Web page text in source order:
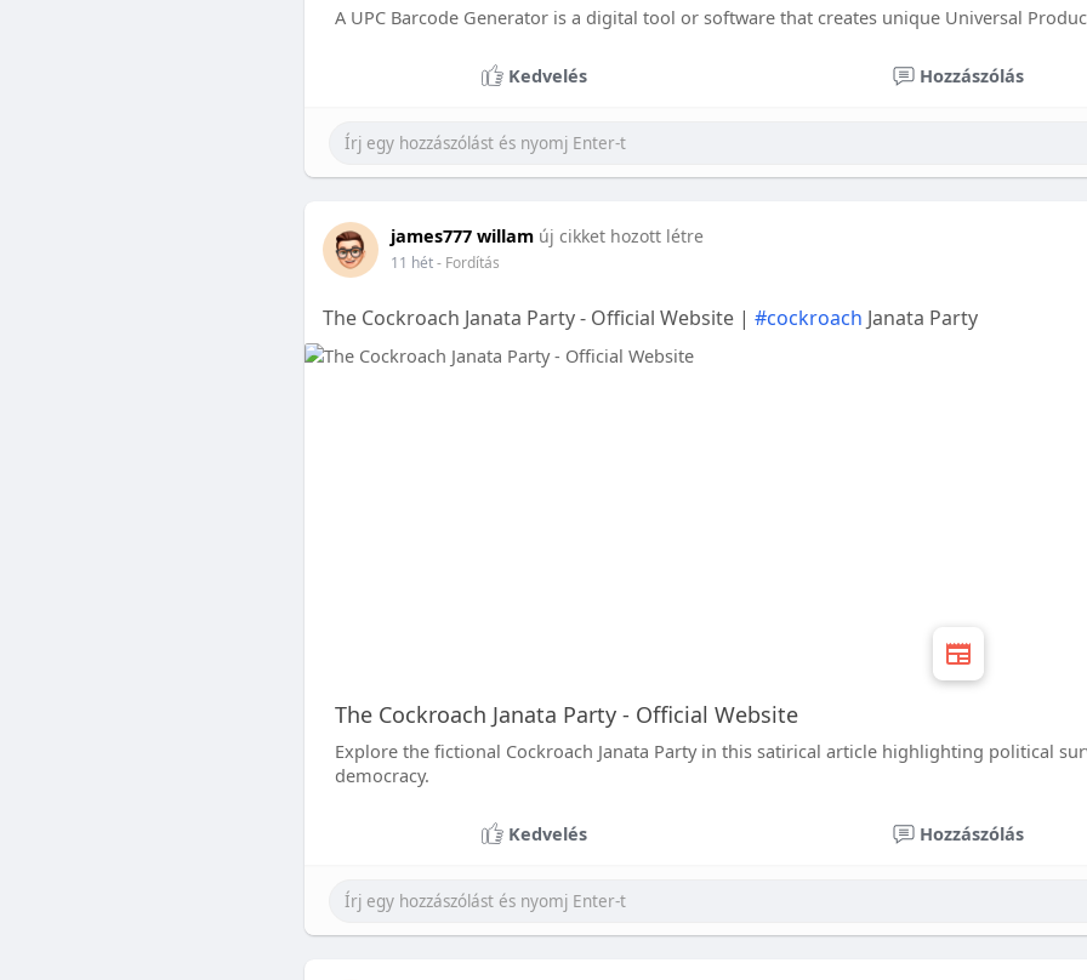
A UPC Barcode Generator is a digital tool or software that creates unique Universal
Kedvelés Hozzászólás
james777 willam új cikket hozott létre
11 hét- Fordítás
The Cockroach Janata Party - Official Website | #cockroach Janata Party
The Cockroach Janata Party - Official Website
Explore the fictional Cockroach Janata Party in this satirical article highlighting political
democracy.
Kedvelés Hozzászólás